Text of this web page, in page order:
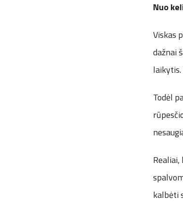
Nuo
Viskas
dažnai
laikytis.
Todėl
kalbėti